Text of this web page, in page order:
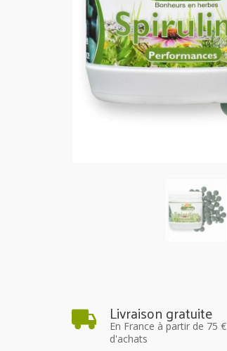
Livraison gratuite
En France à partir de 75 €
d'achats